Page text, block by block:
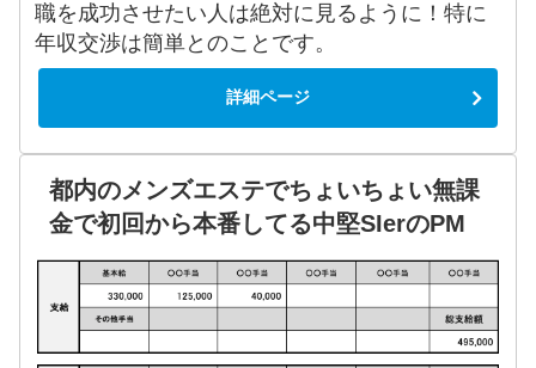
職を成功させたい人は絶対に見るように！特に
年収交渉は簡単とのことです。
詳細ページ
都内のメンズエステでちょいちょい無課
金で初回から本番してる中堅SIerのPM